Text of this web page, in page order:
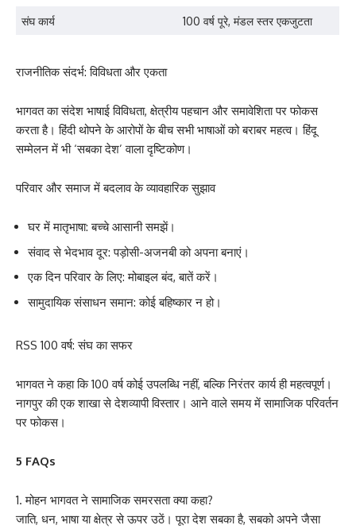
संघ कार्य
100 वर्ष पूरे, मंडल स्तर एकजुटता
राजनीतिक संदर्भ: विविधता और एकता
भागवत का संदेश भाषाई विविधता, क्षेत्रीय पहचान और समावेशिता पर फोकस
करता है। हिंदी थोपने के आरोपों के बीच सभी भाषाओं को बराबर महत्व। हिंदू
सम्मेलन में भी ‘सबका देश’ वाला दृष्टिकोण।​
परिवार और समाज में बदलाव के व्यावहारिक सुझाव
घर में मातृभाषा: बच्चे आसानी समझें।
संवाद से भेदभाव दूर: पड़ोसी-अजनबी को अपना बनाएं।
एक दिन परिवार के लिए: मोबाइल बंद, बातें करें।
सामुदायिक संसाधन समान: कोई बहिष्कार न हो।
RSS 100 वर्ष: संघ का सफर
भागवत ने कहा कि 100 वर्ष कोई उपलब्धि नहीं, बल्कि निरंतर कार्य ही महत्वपूर्ण।
नागपुर की एक शाखा से देशव्यापी विस्तार। आने वाले समय में सामाजिक परिवर्तन
पर फोकस।
5 FAQs
मोहन भागवत ने सामाजिक समरसता क्या कहा?
जाति, धन, भाषा या क्षेत्र से ऊपर उठें। पूरा देश सबका है, सबको अपने जैसा